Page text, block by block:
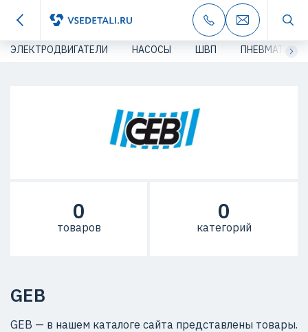
ЭЛЕКТРОДВИГАТЕЛИ НАСОСЫ ШВП ПНЕВМАТИКА
GEB
GEB — в нашем каталоге сайта представлены товары.
0
товаров
0
категорий